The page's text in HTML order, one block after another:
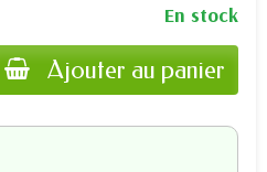
En stock
Ajouter au panier